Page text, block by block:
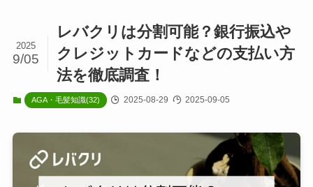
レバクリは分割可能？銀行振込や
クレジットカードなどの支払い方
法を徹底調査！
2025
9/05
AGA・毛髪知識(32) 2025-08-29 2025-09-05